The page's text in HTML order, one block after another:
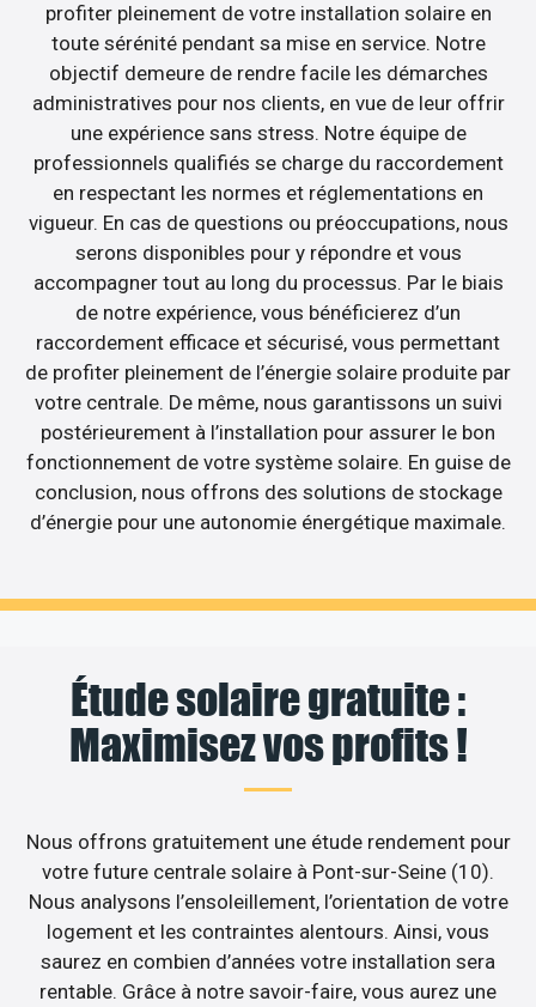
profiter pleinement de votre installation solaire en
toute sérénité pendant sa mise en service. Notre
objectif demeure de rendre facile les démarches
administratives pour nos clients, en vue de leur offrir
une expérience sans stress. Notre équipe de
professionnels qualifiés se charge du raccordement
en respectant les normes et réglementations en
vigueur. En cas de questions ou préoccupations, nous
serons disponibles pour y répondre et vous
accompagner tout au long du processus. Par le biais
de notre expérience, vous bénéficierez d’un
raccordement efficace et sécurisé, vous permettant
de profiter pleinement de l’énergie solaire produite par
votre centrale. De même, nous garantissons un suivi
postérieurement à l’installation pour assurer le bon
fonctionnement de votre système solaire. En guise de
conclusion, nous offrons des solutions de stockage
d’énergie pour une autonomie énergétique maximale.
Étude solaire gratuite :
Maximisez vos profits !
Nous offrons gratuitement une étude rendement pour
votre future centrale solaire à Pont-sur-Seine (10).
Nous analysons l’ensoleillement, l’orientation de votre
logement et les contraintes alentours. Ainsi, vous
saurez en combien d’années votre installation sera
rentable. Grâce à notre savoir-faire, vous aurez une